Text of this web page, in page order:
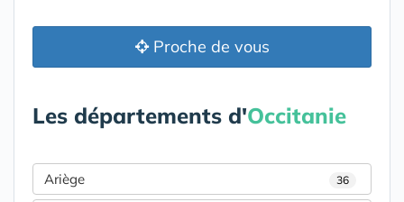
Proche de vous
Les départements d'Occitanie
Ariège 36